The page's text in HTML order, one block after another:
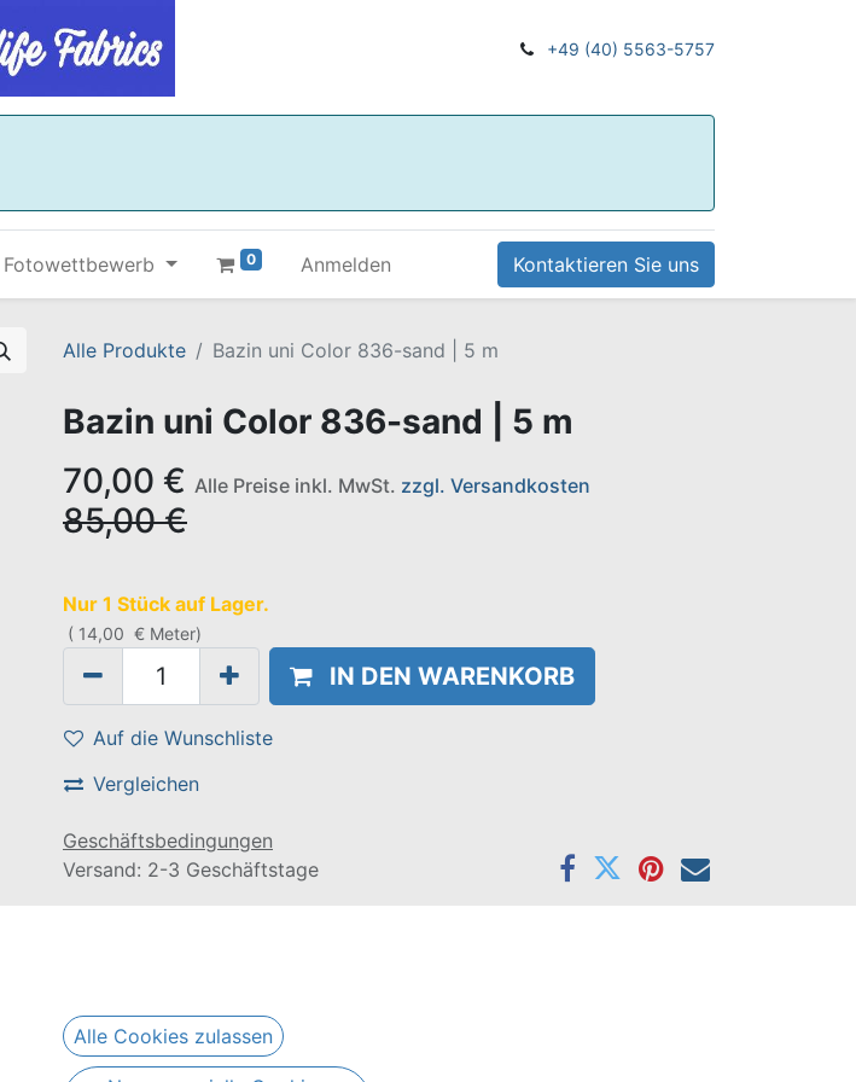
+49 (40) 5563-5757
Fotowettbewerb 0 Anmelden Kontaktieren Sie uns
Alle Produkte Bazin uni Color 836-sand | 5 m
Bazin uni Color 836-sand | 5 m
70,00 € Alle Preise inkl. MwSt. zzgl. Versandkosten
85,00€
Nur 1 Stück auf Lager.
( 14,00 € Meter)
IN DEN WARENKORB
Auf die Wunschliste
Vergleichen
Geschäftsbedingungen
Versand: 2-3 Geschäftstage
Alle Cookies zulassen